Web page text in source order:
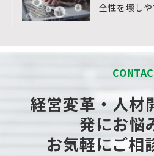
全性を壊し
経営変革・人材
発にお悩
お気軽にご相